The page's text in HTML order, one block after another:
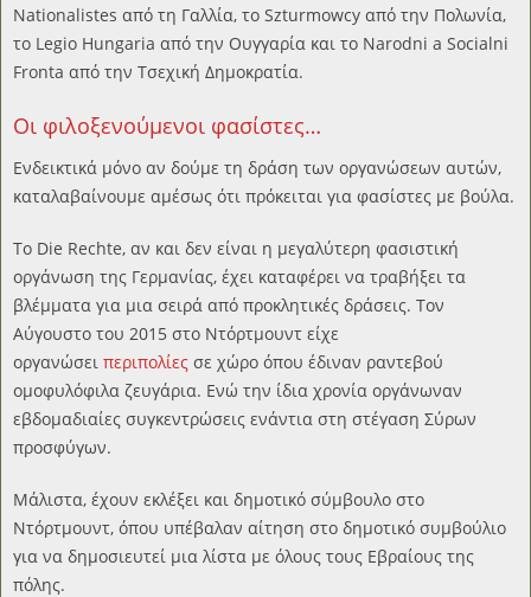
Nationalistes από τη Γαλλία, το Szturmowcy από την Πολωνία,
το Legio Hungaria από την Ουγγαρία και το Narodni a Socialni
Fronta από την Τσεχική Δημοκρατία.
Οι φιλοξενούμενοι φασίστες…
Ενδεικτικά μόνο αν δούμε τη δράση των οργανώσεων αυτών,
καταλαβαίνουμε αμέσως ότι πρόκειται για φασίστες με βούλα.
Το Die Rechte, αν και δεν είναι η μεγαλύτερη φασιστική
οργάνωση της Γερμανίας, έχει καταφέρει να τραβήξει τα
βλέμματα για μια σειρά από προκλητικές δράσεις. Τον
Αύγουστο του 2015 στο Ντόρτμουντ είχε
οργανώσει περιπολίες σε χώρο όπου έδιναν ραντεβού
ομοφυλόφιλα ζευγάρια. Ενώ την ίδια χρονία οργάνωναν
εβδομαδιαίες συγκεντρώσεις ενάντια στη στέγαση Σύρων
προσφύγων.
Μάλιστα, έχουν εκλέξει και δημοτικό σύμβουλο στο
Ντόρτμουντ, όπου υπέβαλαν αίτηση στο δημοτικό συμβούλιο
για να δημοσιευτεί μια λίστα με όλους τους Εβραίους της
πόλης.